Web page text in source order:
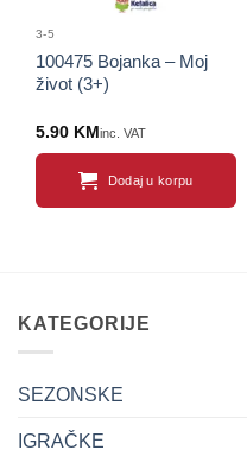
3-5
100475 Bojanka – Moj
život (3+)
5.90 KM inc. VAT
Dodaj u korpu
KATEGORIJE
SEZONSKE
IGRAČKE